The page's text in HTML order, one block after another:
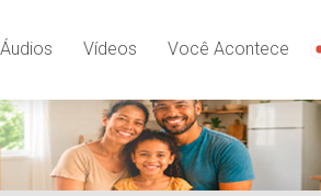
Áudios Vídeos Você Acontece